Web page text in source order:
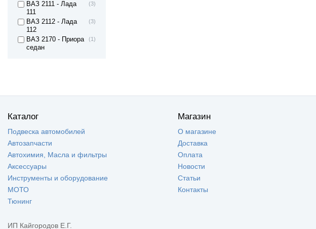
ВАЗ 2111 - Лада
111
(3)
ВАЗ 2112 - Лада
112
(3)
ВАЗ 2170 - Приора
седан
(1)
Каталог
Подвеска автомобилей
Автозапчасти
Автохимия, Масла и фильтры
Аксессуары
Инструменты и оборудование
МОТО
Тюнинг
Магазин
О магазине
Доставка
Оплата
Новости
Статьи
Контакты
ИП Кайгородов Е.Г.